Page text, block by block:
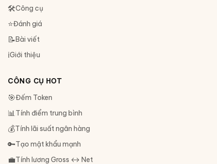
🛠Công cụ
⭐Đánh giá
📝Bài viết
ℹ️Giới thiệu
CÔNG CỤ HOT
🎯Đếm Token
📊Tính điểm trung bình
💰Tính lãi suất ngân hàng
🔑Tạo mật khẩu mạnh
💼Tính lương Gross ↔ Net